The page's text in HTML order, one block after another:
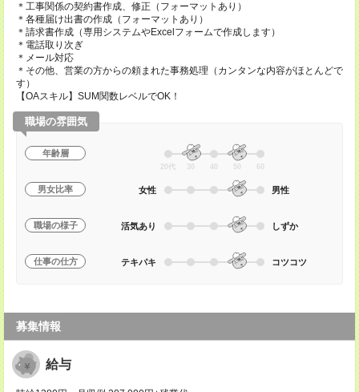
＊工事関係の契約書作成、修正（フォーマットあり）
＊各種届け出書の作成（フォーマットあり）
＊請求書作成（専用システムやExcelフォームで作成します）
＊電話取り次ぎ
＊メール対応
＊その他、営業の方からの頼まれた事務処理（カンタンな内容がほとんどで
す）
【OAスキル】SUM関数レベルでOK！
職場の雰囲気
年齢層
20代 30 40 50 60
男女比率 女性 男性
職場の様子 活気あり しずか
仕事の仕方 テキパキ コツコツ
募集情報
給与